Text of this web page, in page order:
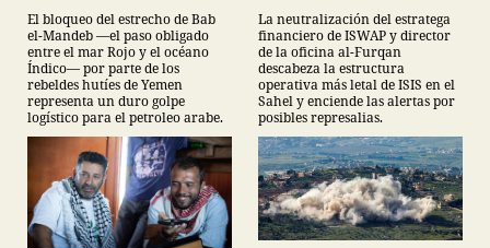
El bloqueo del estrecho de Bab
el-Mandeb —el paso obligado
entre el mar Rojo y el océano
Índico— por parte de los
rebeldes hutíes de Yemen
representa un duro golpe
logístico para el petroleo arabe.
La neutralización del estratega
financiero de ISWAP y director
de la oficina al-Furqan
descabeza la estructura
operativa más letal de ISIS en el
Sahel y enciende las alertas por
posibles represalias.